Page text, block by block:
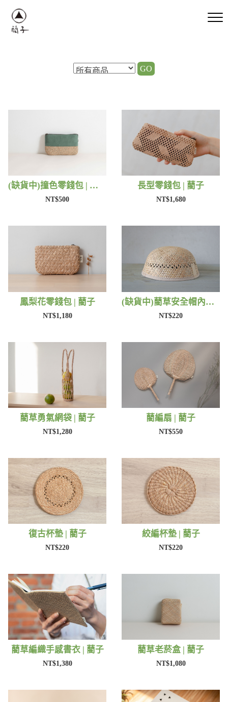
GO
(缺貨中)撞色零錢包 | 藺子
NT$500
長型零錢包 | 藺子
NT$1,680
鳳梨花零錢包 | 藺子
NT$1,180
(缺貨中)藺草安全帽內襯 | 藺子
NT$220
藺草勇氣網袋 | 藺子
NT$1,280
藺編扇 | 藺子
NT$550
復古杯墊 | 藺子
NT$220
絞編杯墊 | 藺子
NT$220
藺草編織手感書衣 | 藺子
NT$1,380
藺草老菸盒 | 藺子
NT$1,080